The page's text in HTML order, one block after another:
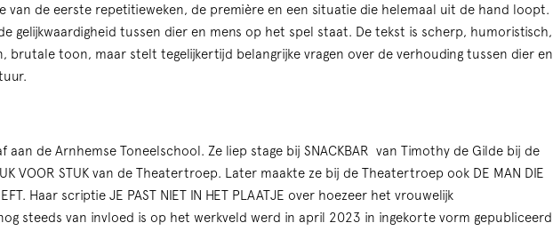
van de eerste repetitieweken, de première en een situatie die helemaal uit de hand loopt.
gelijkwaardigheid tussen dier en mens op het spel staat. De tekst is scherp, humoristisch,
brutale toon, maar stelt tegelijkertijd belangrijke vragen over de verhouding tussen dier en
aan de Arnhemse Toneelschool. Ze liep stage bij SNACKBAR van Timothy de Gilde bij de
VOOR STUK van de Theatertroep. Later maakte ze bij de Theatertroep ook DE MAN DIE
Haar scriptie JE PAST NIET IN HET PLAATJE over hoezeer het vrouwelijk
steeds van invloed is op het werkveld werd in april 2023 in ingekorte vorm gepubliceerd